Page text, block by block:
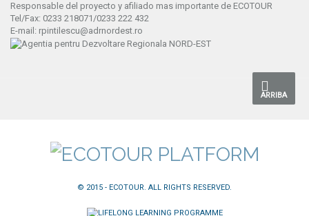
Responsable del proyecto y afiliado mas importante de ECOTOUR
Tel/Fax: 0233 218071/0233 222 432
E-mail: rpintilescu@adrnordest.ro
ARRIBA
© 2015 - ECOTOUR. ALL RIGHTS RESERVED.